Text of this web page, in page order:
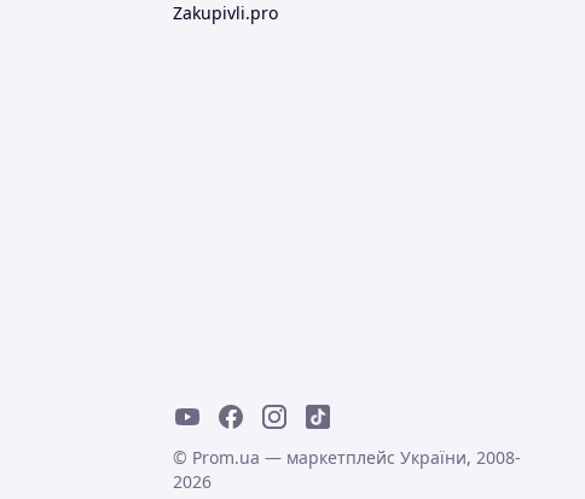
Zakupivli.pro
© Prom.ua — маркетплейс України, 2008-
2026